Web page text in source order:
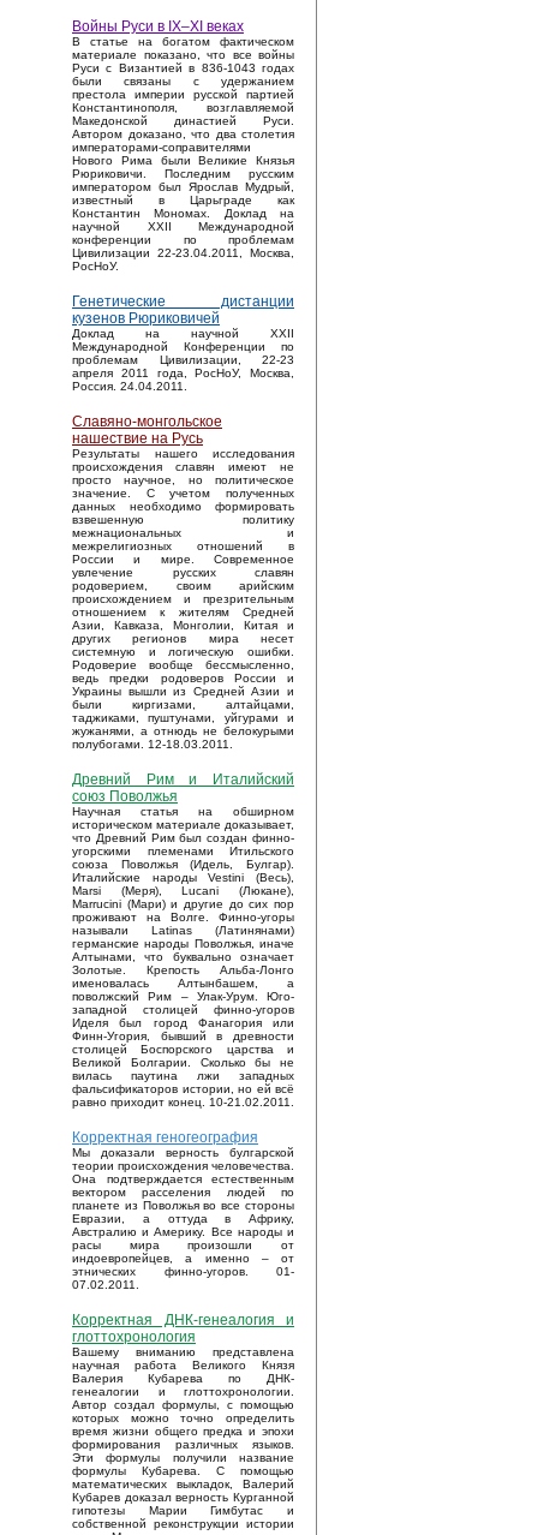
Войны Руси в IX–XI веках
В статье на богатом фактическом
материале показано, что все войны
Руси с Византией в 836-1043 годах
были связаны с удержанием
престола империи русской партией
Константинополя, возглавляемой
Македонской династией Руси.
Автором доказано, что два столетия
императорами-соправителями
Нового Рима были Великие Князья
Рюриковичи. Последним русским
императором был Ярослав Мудрый,
известный в Царьграде как
Константин Мономах. Доклад на
научной XXII Международной
конференции по проблемам
Цивилизации 22-23.04.2011, Москва,
РосНоУ.
Генетические дистанции
кузенов Рюриковичей
Доклад на научной XXII
Международной Конференции по
проблемам Цивилизации, 22-23
апреля 2011 года, РосНоУ, Москва,
Россия. 24.04.2011.
Славяно-монгольское
нашествие на Русь
Результаты нашего исследования
происхождения славян имеют не
просто научное, но политическое
значение. С учетом полученных
данных необходимо формировать
взвешенную политику
межнациональных и
межрелигиозных отношений в
России и мире. Современное
увлечение русских славян
родоверием, своим арийским
происхождением и презрительным
отношением к жителям Средней
Азии, Кавказа, Монголии, Китая и
других регионов мира несет
системную и логическую ошибки.
Родоверие вообще бессмысленно,
ведь предки родоверов России и
Украины вышли из Средней Азии и
были киргизами, алтайцами,
таджиками, пуштунами, уйгурами и
жужанями, а отнюдь не белокурыми
полубогами. 12-18.03.2011.
Древний Рим и Италийский
союз Поволжья
Научная статья на обширном
историческом материале доказывает,
что Древний Рим был создан финно-
угорскими племенами Итильского
союза Поволжья (Идель, Булгар).
Италийские народы Vestini (Весь),
Marsi (Меря), Lucani (Люкане),
Marrucini (Мари) и другие до сих пор
проживают на Волге. Финно-угоры
называли Latinas (Латинянами)
германские народы Поволжья, иначе
Алтынами, что буквально означает
Золотые. Крепость Альба-Лонго
именовалась Алтынбашем, а
поволжский Рим – Улак-Урум. Юго-
западной столицей финно-угоров
Иделя был город Фанагория или
Финн-Угория, бывший в древности
столицей Боспорского царства и
Великой Болгарии. Сколько бы не
вилась паутина лжи западных
фальсификаторов истории, но ей всё
равно приходит конец. 10-21.02.2011.
Корректная геногеография
Мы доказали верность булгарской
теории происхождения человечества.
Она подтверждается естественным
вектором расселения людей по
планете из Поволжья во все стороны
Евразии, а оттуда в Африку,
Австралию и Америку. Все народы и
расы мира произошли от
индоевропейцев, а именно – от
этнических финно-угоров. 01-
07.02.2011.
Корректная ДНК-генеалогия и
глоттохронология
Вашему вниманию представлена
научная работа Великого Князя
Валерия Кубарева по ДНК-
генеалогии и глоттохронологии.
Автор создал формулы, с помощью
которых можно точно определить
время жизни общего предка и эпохи
формирования различных языков.
Эти формулы получили название
формулы Кубарева. С помощью
математических выкладок, Валерий
Кубарев доказал верность Курганной
гипотезы Марии Гимбутас и
собственной реконструкции истории